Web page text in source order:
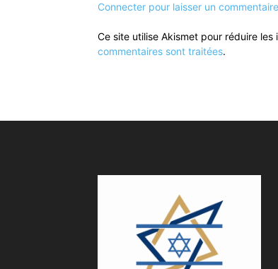
Connecter pour laisser un commentaire
Ce site utilise Akismet pour réduire les
commentaires sont traitées.